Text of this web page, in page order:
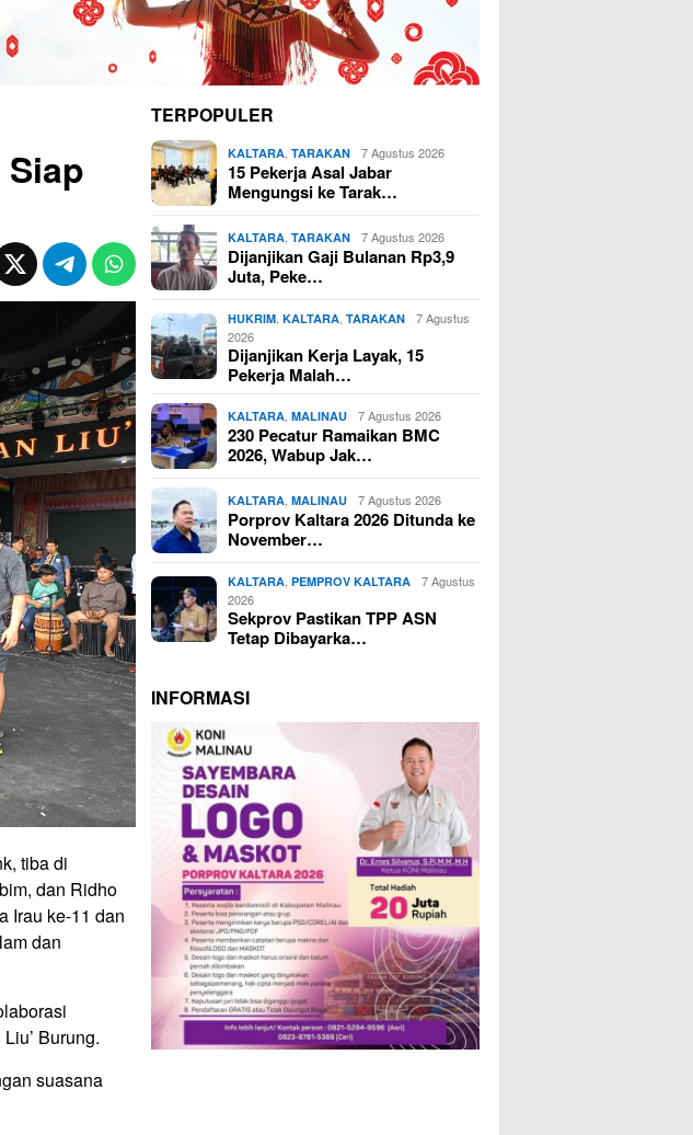
tiba di
dan Ridho
Irau ke-11 dan
dan
Burung.
suasana
TERPOPULER
KALTARA ,TARAKAN 7 Agustus 2026
15 Pekerja Asal Jabar
Mengungsi ke Tarak…
KALTARA ,TARAKAN 7 Agustus 2026
Dijanjikan Gaji Bulanan Rp3,9
Juta, Peke…
HUKRIM ,KALTARA ,TARAKAN
7 Agustus
2026
Dijanjikan Kerja Layak, 15
Pekerja Malah…
KALTARA ,MALINAU 7 Agustus 2026
230 Pecatur Ramaikan BMC
2026, Wabup Jak…
KALTARA ,MALINAU 7 Agustus 2026
Porprov Kaltara 2026 Ditunda ke
November…
KALTARA ,PEMPROV KALTARA
7 Agustus
2026
Sekprov Pastikan TPP ASN
Tetap Dibayarka…
INFORMASI